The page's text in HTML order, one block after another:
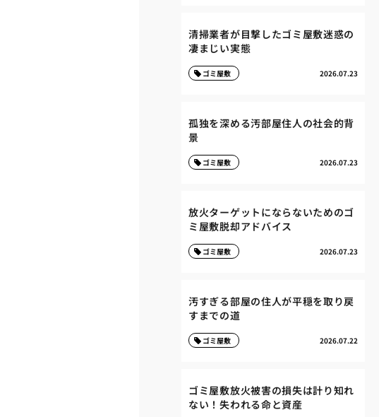
清掃業者が目撃したゴミ屋敷迷惑の
凄まじい実態
2026.07.23
ゴミ屋敷
孤独を深める汚部屋住人の社会的背
景
2026.07.23
ゴミ屋敷
放火ターゲットにならないためのゴ
ミ屋敷脱却アドバイス
2026.07.23
ゴミ屋敷
汚すぎる部屋の住人が平穏を取り戻
すまでの道
2026.07.22
ゴミ屋敷
ゴミ屋敷放火被害の損失は計り知れ
ない！失われる命と資産